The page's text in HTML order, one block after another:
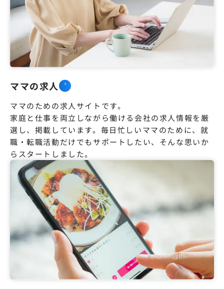
ママの求人
ママのための求人サイトです。
家庭と仕事を両立しながら働ける会社の求人情報を厳
選し、掲載しています。毎日忙しいママのために、就
職・転職活動だけでもサポートしたい、そんな思いか
らスタートしました。